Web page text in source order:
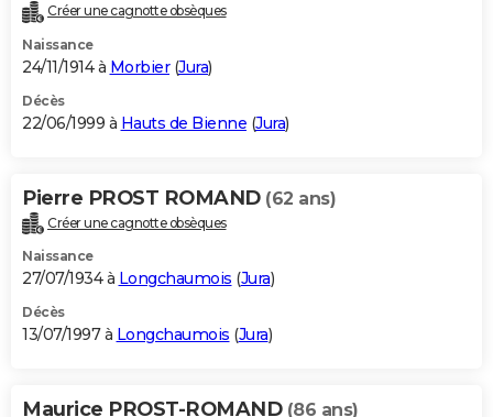
Créer une cagnotte obsèques
Naissance
24/11/1914 à Morbier(Jura)
Décès
22/06/1999 à Hauts de Bienne (Jura)
Pierre PROST ROMAND (62 ans)
Créer une cagnotte obsèques
Naissance
27/07/1934 à Longchaumois (Jura)
Décès
13/07/1997 à Longchaumois (Jura)
Maurice PROST-ROMAND (86 ans)